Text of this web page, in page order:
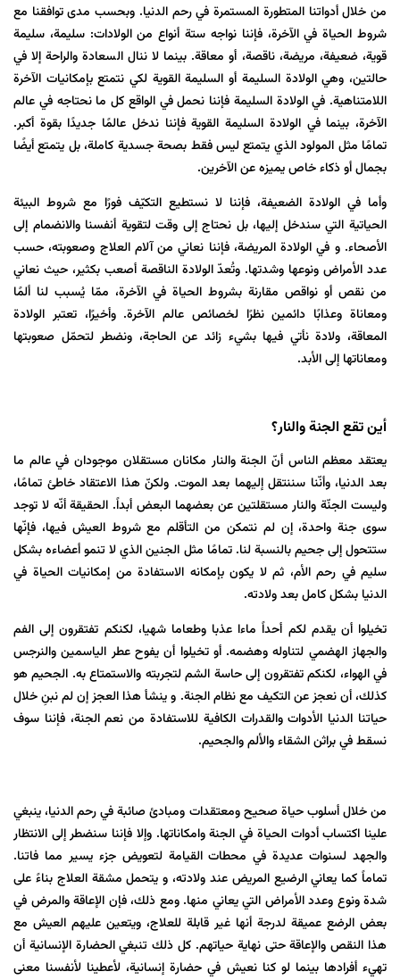
من خلال أدواتنا المتطورة المستمرة في رحم الدنيا. وبحسب مدى توافقنا مع
شروط الحياة في الآخرة، فإننا نواجه ستة أنواع من الولادات: سليمة، سليمة
قوية، ضعيفة، مريضة، ناقصة، أو معاقة. بينما لا ننال السعادة والراحة إلا في
حالتين، وهي الولادة السليمة أو السليمة القوية لكي نتمتع بإمكانيات الآخرة
اللامتناهية. في الولادة السليمة فإننا نحمل في الواقع كل ما نحتاجه في عالم
الآخرة، بينما في الولادة السليمة القوية فإننا ندخل عالمًا جديدًا بقوة أكبر.
تمامًا مثل المولود الذي يتمتع ليس فقط بصحة جسدية كاملة، بل يتمتع أيضًا
بجمال أو ذكاء خاص يميزه عن الآخرين.
وأما في الولادة الضعيفة، فإننا لا نستطيع التكيّف فورًا مع شروط البيئة
الحياتية التي سندخل إليها، بل نحتاج إلى وقت لتقوية أنفسنا والانضمام إلى
الأصحاء. و في الولادة المريضة، فإننا نعاني من آلام العلاج وصعوبته، حسب
عدد الأمراض ونوعها وشدتها. وتُعدّ الولادة الناقصة أصعب بكثير، حيث نعاني
من نقص أو نواقص مقارنة بشروط الحياة في الآخرة، ممّا يُسبب لنا ألمًا
ومعاناة وعذابًا دائمين نظرًا لخصائص عالم الآخرة. وأخيرًا، تعتبر الولادة
المعاقة، ولادة نأتي فيها بشيء زائد عن الحاجة، ونضطر لتحمّل صعوبتها
ومعاناتها إلى الأبد.
أين تقع الجنة والنار؟
یعتقد معظم الناس أنّ الجنة والنار مكانان مستقلان موجودان في عالم ما
بعد الدنيا، وأنّنا سننتقل إليهما بعد الموت. ولكنّ هذا الاعتقاد خاطئ تمامًا،
وليست الجنّة والنار مستقلتين عن بعضهما البعض أبداً. الحقیقة أنّه لا توجد
سوى جنة واحدة، إن لم نتمكن من التأقلم مع شروط العيش فيها، فإنّها
ستتحول إلى جحيم بالنسبة لنا. تمامًا مثل الجنين الذي لا تنمو أعضاءه بشكل
سليم في رحم الأم، ثم لا يكون بإمكانه الاستفادة من إمكانيات الحياة في
الدنيا بشكل كامل بعد ولادته.
تخيلوا أن يقدم لكم أحداً ماءا عذبا وطعاما شهيا، لكنكم تفتقرون إلى الفم
والجهاز الهضمي لتناوله وهضمه. أو تخيلوا أن يفوح عطر الياسمين والنرجس
في الهواء، لكنكم تفتقرون إلى حاسة الشم لتجربته والاستمتاع به. الجحيم هو
كذلك، أن نعجز عن التكيف مع نظام الجنة. و ينشأ هذا العجز إن لم نبنِ خلال
حياتنا الدنيا الأدوات والقدرات الكافية للاستفادة من نعم الجنة، فإننا سوف
نسقط في براثن الشقاء والألم والجحيم.
من خلال أسلوب حياة صحيح ومعتقدات ومبادئ صائبة في رحم الدنيا، ينبغي
علينا اكتساب أدوات الحياة في الجنة وامکاناتها. وإلا فإننا سنضطر إلى الانتظار
والجهد لسنوات عديدة في محطات القيامة لتعويض جزء يسير مما فاتنا.
تماماً كما يعاني الرضيع المريض عند ولادته، و يتحمل مشقة العلاج بناءً على
شدة ونوع وعدد الأمراض التي يعاني منها. ومع ذلك، فإن الإعاقة والمرض في
بعض الرضع عميقة لدرجة أنها غير قابلة للعلاج، ويتعين عليهم العيش مع
هذا النقص والإعاقة حتى نهاية حياتهم. كل ذلك تنبغي الحضارة الإنسانية أن
تهيء أفرادها بينما لو کنا نعیش في حضارة إنسانية، لأعطينا لأنفسنا معنى